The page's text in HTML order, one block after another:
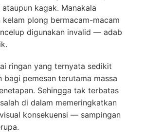
kagak. Manakala
plong bermacam-macam
digunakan invalid — adab
ringan yang ternyata sedikit
bagi pemesan terutama massa
Sehingga tak terbatas
di dalam memeringkatkan
konsekuensi — sampingan